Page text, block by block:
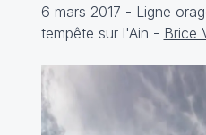
6 mars 2017 - Ligne
tempête sur l'Ain - Brice